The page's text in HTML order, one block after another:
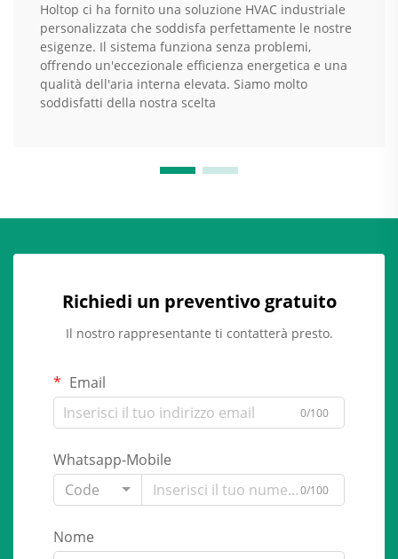
Holtop ci ha fornito una soluzione HVAC industriale
personalizzata che soddisfa perfettamente le nostre
esigenze. Il sistema funziona senza problemi,
offrendo un'eccezionale efficienza energetica e una
qualità dell'aria interna elevata. Siamo molto
soddisfatti della nostra scelta
Richiedi un preventivo gratuito
Il nostro rappresentante ti contatterà presto.
Email
0/100
Whatsapp-Mobile
Code
0/100
Nome